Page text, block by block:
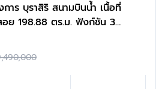
การ บุราสิริ สนามบินน้ำ เนื้อที่
ย 198.88 ตร.ม. ฟังก์ชัน 3
ดรถได้ 2 คัน บนทำเลเชื่อม
ซ็นทรัล นอร์ทวิลล์ และ
านีแยกนนทบุรี1"